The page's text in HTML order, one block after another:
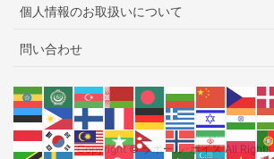
個人情報のお取扱いについて
問い合わせ
Copyright © ラポール･ボイス All Rights